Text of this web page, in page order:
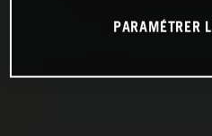
PARAMÉTRER